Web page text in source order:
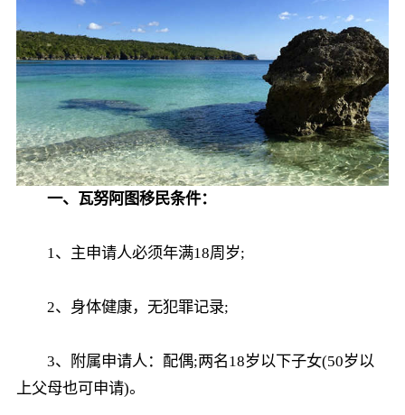
一、瓦努阿图移民条件：
1、主申请人必须年满18周岁;
2、身体健康，无犯罪记录;
3、附属申请人：配偶;两名18岁以下子女(50岁以
上父母也可申请)。